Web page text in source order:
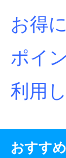
お得
ポイ
利用
おすす